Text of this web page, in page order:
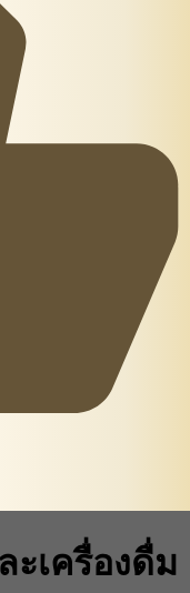
ะเครื่องดื่ม